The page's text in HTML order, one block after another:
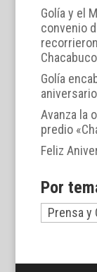
Golía y el
convenio
Chacabuco
Golía
Avanza la
predio
Feliz
Por
Por
temas